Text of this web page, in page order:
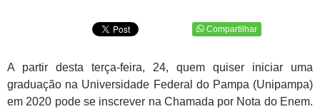
Compartilhar
A partir desta terça-feira, 24, quem quiser iniciar uma
graduação na Universidade Federal do Pampa (Unipampa)
em 2020 pode se inscrever na Chamada por Nota do Enem.